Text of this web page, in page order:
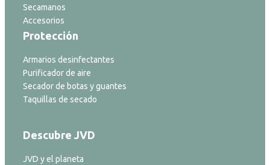
Secamanos
Accesorios
Protección
Armarios desinfectantes
Purificador de aire
Secador de botas y guantes
Taquillas de secado
Descubre JVD
JVD y el planeta